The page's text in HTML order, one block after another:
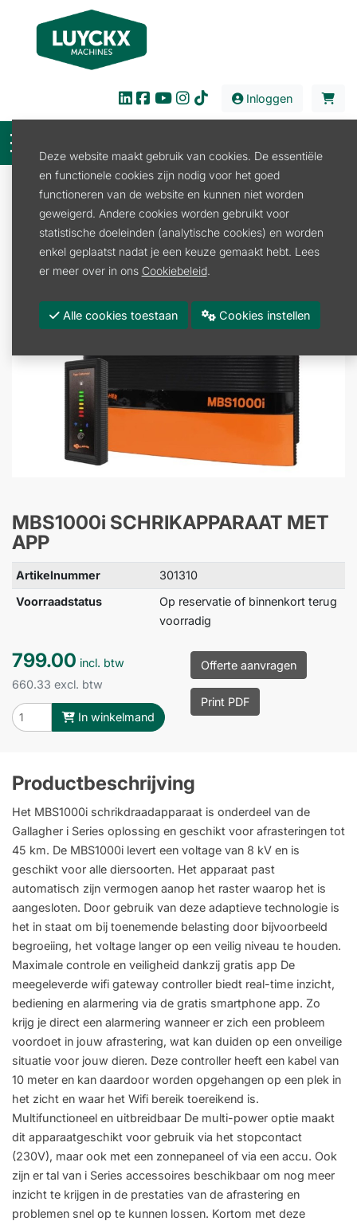
Inloggen
Stal en Weide
Afrastering
MBS1000i SCHRIKAPPARAAT MET APP
MBS1000i SCHRIKAPPARAAT MET
APP
Artikelnummer
301310
Voorraadstatus
Op reservatie of binnenkort terug
voorradig
799.00 incl. btw
660.33 excl. btw
In winkelmand
Offerte aanvragen
Print PDF
Productbeschrijving
Het MBS1000i schrikdraadapparaat is onderdeel van de
Gallagher i Series oplossing en geschikt voor afrasteringen tot
45 km. De MBS1000i levert een voltage van 8 kV en is
geschikt voor alle diersoorten. Het apparaat past
automatisch zijn vermogen aanop het raster waarop het is
aangesloten. Door gebruik van deze adaptieve technologie is
het in staat om bij toenemende belasting door bijvoorbeeld
begroeiing, het voltage langer op een veilig niveau te houden.
Maximale controle en veiligheid dankzij gratis app De
meegeleverde wifi gateway controller biedt real-time inzicht,
bediening en alarmering via de gratis smartphone app. Zo
krijg je direct een alarmering wanneer er zich een probleem
voordoet in jouw afrastering, wat kan duiden op een onveilige
situatie voor jouw dieren. Deze controller heeft een kabel van
10 meter en kan daardoor worden opgehangen op een plek in
het zicht en waar het Wifi bereik toereikend is.
Multifunctioneel en uitbreidbaar De multi-power optie maakt
dit apparaatgeschikt voor gebruik via het stopcontact
(230V), maar ook met een zonnepaneel of via een accu. Ook
zijn er tal van i Series accessoires beschikbaar om nog meer
inzicht te krijgen in de prestaties van de afrastering en
problemen snel op te kunnen lossen. Kortom met deze
Deze website maakt gebruik van cookies. De essentiële
en functionele cookies zijn nodig voor het goed
functioneren van de website en kunnen niet worden
geweigerd. Andere cookies worden gebruikt voor
statistische doeleinden (analytische cookies) en worden
enkel geplaatst nadat je een keuze gemaakt hebt. Lees
er meer over in ons Cookiebeleid.
Alle cookies toestaan Cookies instellen